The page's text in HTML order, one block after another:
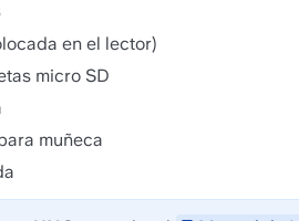
en el lector)
micro SD
muñeca